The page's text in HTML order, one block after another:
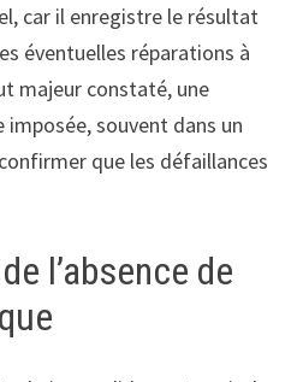
car il enregistre le résultat
éventuelles réparations à
majeur constaté, une
souvent dans un
que les défaillances
l’absence de